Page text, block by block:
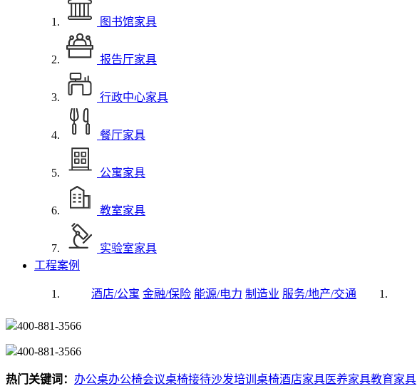
图书馆家具
报告厅家具
行政中心家具
餐厅家具
公寓家具
教室家具
实验室家具
工程案例
酒店/公寓 金融/保险 能源/电力 制造业 服务/地产/交通
400-881-3566
400-881-3566
热门关键词： 办公桌办公椅会议桌椅接待沙发培训桌椅酒店家具医养家具教育家具